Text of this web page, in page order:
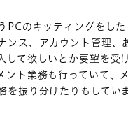
PCのキッティングをした
ンス、アカウント管理、
して欲しいとか要望を受
ント業務も行っていて、
を振り分けたりもしてい